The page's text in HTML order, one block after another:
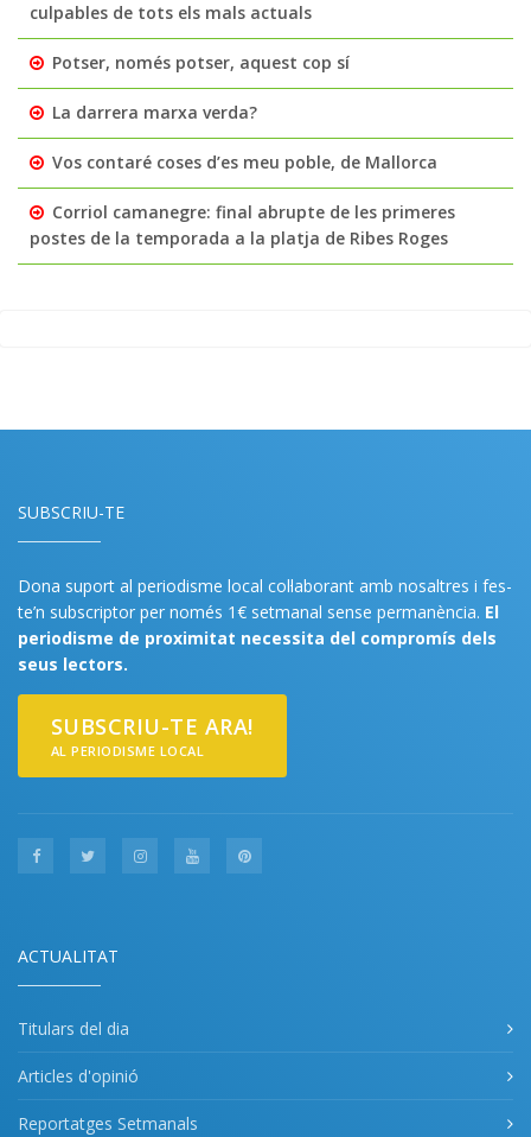
culpables de tots els mals actuals
Potser, només potser, aquest cop sí
La darrera marxa verda?
Vos contaré coses d’es meu poble, de Mallorca
Corriol camanegre: final abrupte de les primeres
postes de la temporada a la platja de Ribes Roges
SUBSCRIU-TE
Dona suport al periodisme local col·laborant amb nosaltres i fes-
te’n subscriptor per només 1€ setmanal sense permanència. El
periodisme de proximitat necessita del compromís dels
seus lectors.
SUBSCRIU-TE ARA!
AL PERIODISME LOCAL
ACTUALITAT
Titulars del dia
Articles d'opinió
Reportatges Setmanals